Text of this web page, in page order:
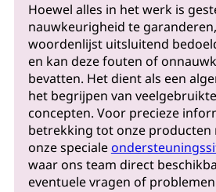
Hoewel alles in het werk is
nauwkeurigheid te
woordenlijst uitsluitend
en kan deze fouten of
bevatten. Het dient als een
het begrijpen van
concepten. Voor precieze
betrekking tot onze producten
onze speciale
waar ons team direct
eventuele vragen of